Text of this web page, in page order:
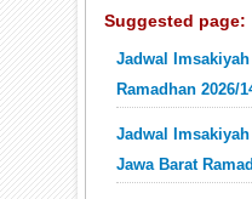
Suggested page:
Jadwal
Ramadhan 2026/
Jadwal
Jawa Barat